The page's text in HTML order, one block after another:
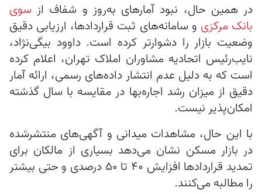
در همین حال، نبود آمارهای به‌روز و شفاف از سوی
بانک مرکزی و سامانه‌های ثبت قراردادها، ارزیابی دقیق
وضعیت بازار را دشوارتر کرده است. داوود بیگی‌نژاد،
نایب‌رئیس اتحادیه مشاوران املاک تهران، اعلام کرده
است که به دلیل عدم انتشار داده‌های رسمی، ارائه آمار
دقیق از میزان رشد اجاره‌بها در مقایسه با سال گذشته
امکان‌پذیر نیست.
با این حال، مشاهدات میدانی و آگهی‌های منتشرشده
در بازار مسکن نشان می‌دهد بسیاری از مالکان برای
تمدید قراردادها افزایش ۴۰ تا ۵۰ درصدی و حتی بیشتر
را مطالبه می‌کنند.